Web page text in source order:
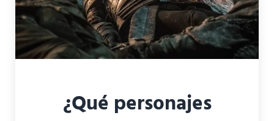
¿Qué personajes